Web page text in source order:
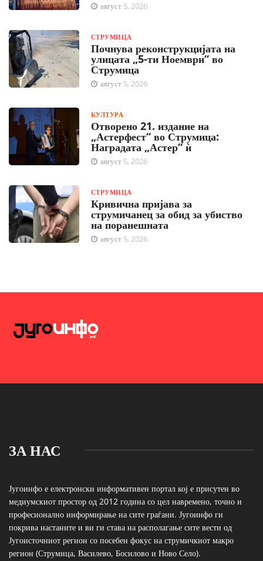
август 5, 2026
СТРУМИЦА
Почнува реконструкцијата на
улицата „5-ти Ноември“ во
Струмица
август 5, 2026
КУЛТУРА
Отворено 21. издание на
„Астерфест“ во Струмица:
Наградата „Астер“ ѝ
август 5, 2026
СТРУМИЦА
Кривична пријава за
струмичанец за обид за убиство
на поранешната
август 5, 2026
ЗА НАС
Југоинфо е електронски информативен портал кој е присутен во
медиумскиот простор од 2012 година со цел навремено, точно и
професионално информирање на сите граѓани. Југоинфо ги
покрива настаните и ви ги става на располагање сите вести од
Југоисточниот регион со посебен фокус на струмичкиот макро
регион (Струмица, Василево, Босилово и Ново Село).